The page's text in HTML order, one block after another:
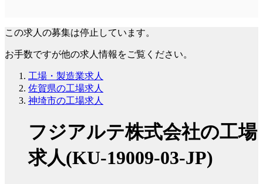
この求人の募集は停止しています。
お手数ですが他の求人情報をご覧ください。
工場・製造業求人
佐賀県の工場求人
神埼市の工場求人
フジアルテ株式会社の工場
求人(KU-19009-03-JP)